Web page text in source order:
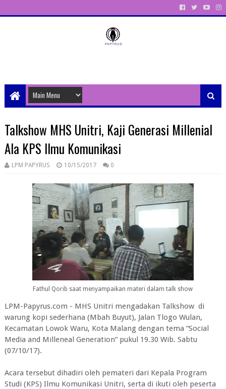
Talkshow MHS Unitri, Kaji Generasi Millenial
Ala KPS Ilmu Komunikasi
LPM PAPYRUS 10/15/2017 0
Fathul Qorib saat menyampaikan materi dalam talk show
LPM-Papyrus.com - MHS Unitri mengadakan Talkshow di
warung kopi sederhana (Mbah Buyut), Jalan Tlogo Wulan,
Kecamatan Lowok Waru, Kota Malang dengan tema “Social
Media and Milleneal Generation” pukul 19.30 Wib. Sabtu
(07/10/17).
Acara tersebut dihadiri oleh pemateri dari Kepala Program
Studi (KPS) Ilmu Komunikasi Unitri, serta di ikuti oleh peserta